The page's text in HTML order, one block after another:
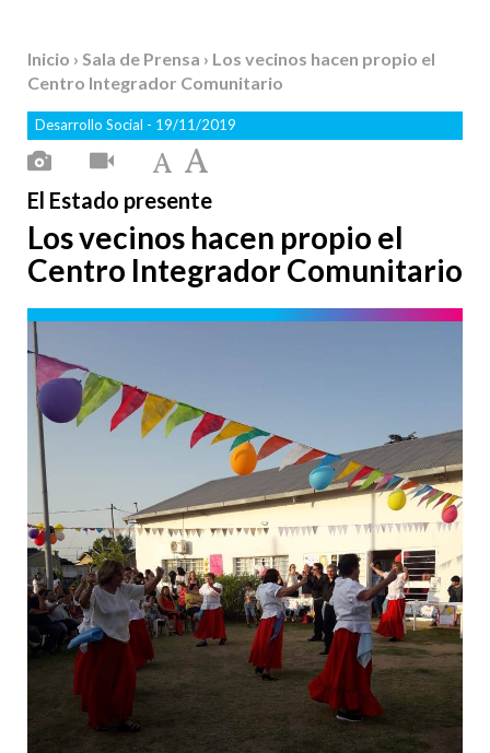
Inicio › Sala de Prensa › Los vecinos hacen propio el
Centro Integrador Comunitario
Desarrollo Social - 19/11/2019
El Estado presente
Los vecinos hacen propio el
Centro Integrador Comunitario